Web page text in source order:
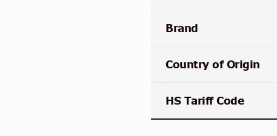
Brand
Country of Origin
HS Tariff Code